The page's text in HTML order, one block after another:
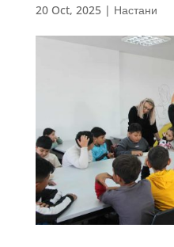
20 Oct, 2025| Настани